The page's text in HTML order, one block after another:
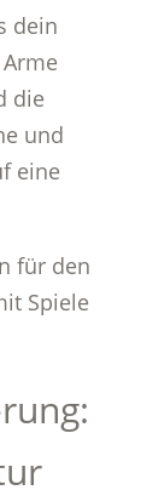
dein
die
und
eine
für den
Spiele